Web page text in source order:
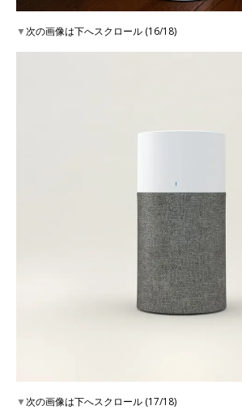
▼次の画像は下へスクロール (16/18)
▼次の画像は下へスクロール (17/18)